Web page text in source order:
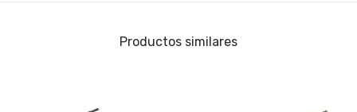
Productos similares